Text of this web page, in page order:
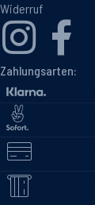
Widerruf
Zahlungsarten: